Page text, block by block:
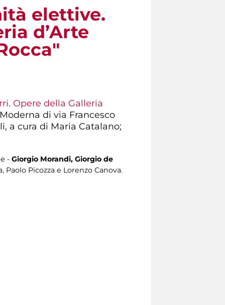
elettive.
d’Arte
Opere della Galleria
di via Francesco
a cura di Maria Catalano;
- Giorgio Morandi, Giorgio de
Picozza e Lorenzo Canova.